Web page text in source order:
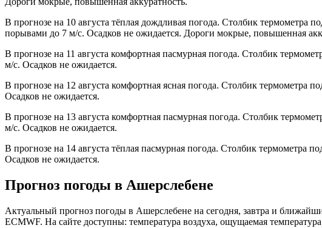
В прогнозе на 10 августа тёплая дождливая погода. Столбик термометра
порывами до 7 м/с. Осадков не ожидается. Дороги мокрые, повышенная
В прогнозе на 11 августа комфортная пасмурная погода. Столбик
м/с. Осадков не ожидается.
В прогнозе на 12 августа комфортная ясная погода. Столбик термометра
Осадков не ожидается.
В прогнозе на 13 августа комфортная пасмурная погода. Столбик
м/с. Осадков не ожидается.
В прогнозе на 14 августа тёплая пасмурная погода. Столбик термометра
Осадков не ожидается.
Прогноз погоды в Ашерслебене
Актуальный прогноз погоды в Ашерслебене на сегодня, завтра и
ECMWF. На сайте доступны: температура воздуха, ощущаемая